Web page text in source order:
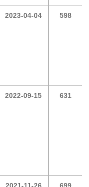
2023-04-04 598
2022-09-15 631